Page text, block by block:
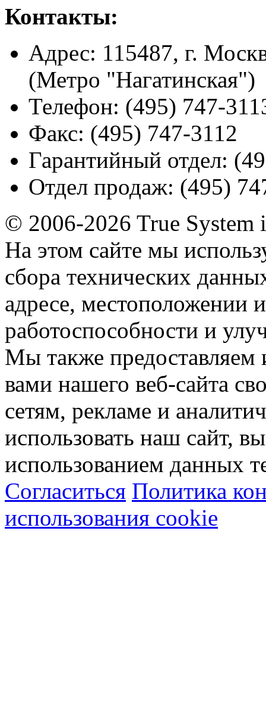
Контакты:
Адрес: 115487, г.
(Метро "Нагатинская")
Телефон: (495) 747-
Факс: (495) 747-3112
Гарантийный отдел:
Отдел продаж: (495)
© 2006-2026 True System
На этом сайте мы
сбора технических
адресе, местоположении
работоспособности и
Мы также
вами нашего веб-сайта
сетям, рекламе и
использовать наш сайт,
использованием данных
Согласиться Политика
использования cookie